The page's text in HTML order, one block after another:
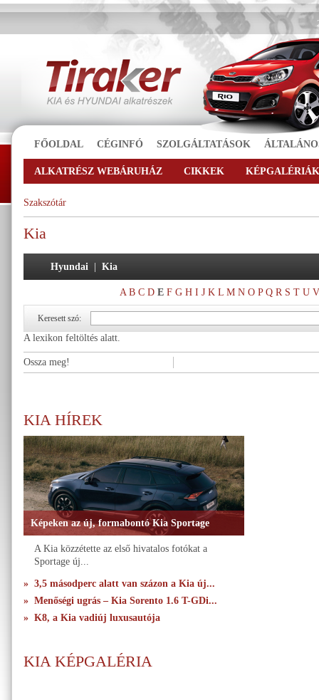
FŐOLDAL CÉGINFÓ SZOLGÁLTATÁSOK
ALKATRÉSZ WEBÁRUHÁZ CIKKEK KÉPGALÉRIÁK
Szakszótár
Kia
Hyundai Kia
A B C D E F G H I J K L M N O P Q R S T U V
Keresett szó:
A lexikon feltöltés alatt.
Ossza meg!
KIA HÍREK
Képeken az új, formabontó Kia Sportage
A Kia közzétette az első hivatalos fotókat a
Sportage új...
» 3,5 másodperc alatt van százon a Kia új...
» Menőségi ugrás – Kia Sorento 1.6 T-GDi...
» K8, a Kia vadiúj luxusautója
KIA KÉPGALÉRIA